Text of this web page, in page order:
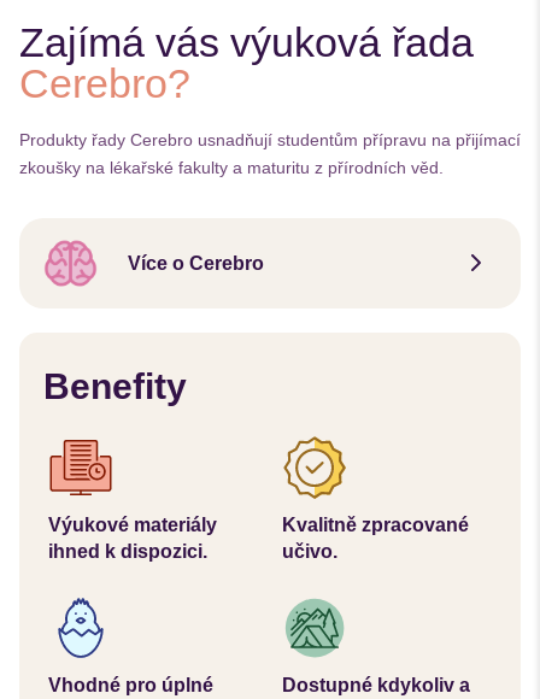
Benefity
Výukové materiály
ihned k dispozici.
Kvalitně zpracované
učivo.
Vhodné pro úplné
Dostupné kdykoliv a
Zajímá vás výuková řada
Cerebro?
Produkty řady Cerebro usnadňují studentům přípravu na přijímací
zkoušky na lékařské fakulty a maturitu z přírodních věd.
Více o Cerebro